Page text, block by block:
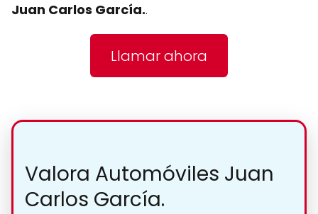
Juan Carlos García..
Llamar ahora
Valora Automóviles Juan
Carlos García.